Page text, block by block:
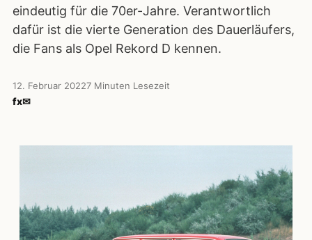
eindeutig für die 70er-Jahre. Verantwortlich
dafür ist die vierte Generation des Dauerläufers,
die Fans als Opel Rekord D kennen.
12. Februar 20227 Minuten Lesezeit
fx✉